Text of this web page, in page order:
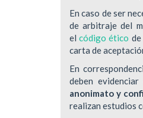
En caso de ser
de arbitraje del
elcódigo ético
carta de
En
deben
anonimato y
realizan estudios